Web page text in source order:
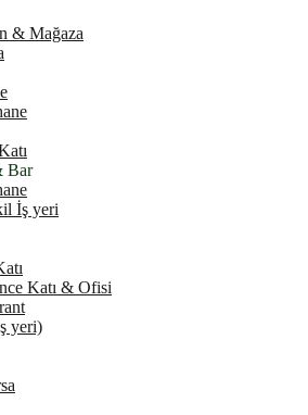
& Mağaza
Bar
İş yeri
Katı & Ofisi
yeri)